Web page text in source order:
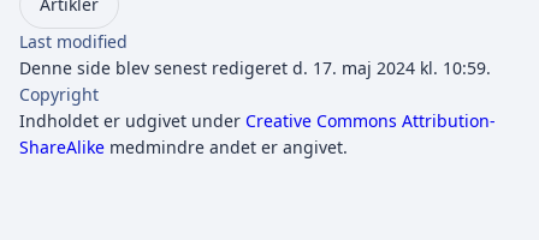
Last modified
Denne side blev senest redigeret d. 17. maj 2024 kl. 10:59.
Copyright
Indholdet er udgivet under Creative Commons Attribution-
ShareAlike medmindre andet er angivet.